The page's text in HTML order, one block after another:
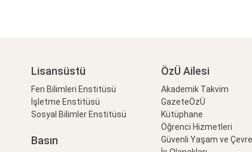
Lisansüstü
Fen Bilimleri Enstitüsü
İşletme Enstitüsü
Sosyal Bilimler Enstitüsü
Basın
ÖzÜ Ailesi
Akademik Takvim
GazeteÖzÜ
Kütüphane
Öğrenci Hizmetleri
Güvenli Yaşam ve Çevre